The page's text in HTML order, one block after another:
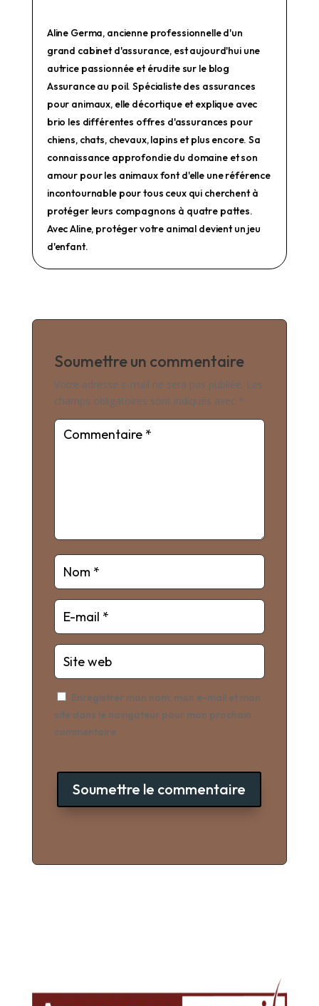
Aline Germa, ancienne professionnelle d'un
grand cabinet d'assurance, est aujourd'hui une
autrice passionnée et érudite sur le blog
Assurance au poil. Spécialiste des assurances
pour animaux, elle décortique et explique avec
brio les différentes offres d'assurances pour
chiens, chats, chevaux, lapins et plus encore. Sa
connaissance approfondie du domaine et son
amour pour les animaux font d'elle une référence
incontournable pour tous ceux qui cherchent à
protéger leurs compagnons à quatre pattes.
Avec Aline, protéger votre animal devient un jeu
d'enfant.
Soumettre un commentaire
Votre adresse e-mail ne sera pas publiée. Les
champs obligatoires sont indiqués avec *
Enregistrer mon nom, mon e-mail et mon
site dans le navigateur pour mon prochain
commentaire.
Soumettre le commentaire